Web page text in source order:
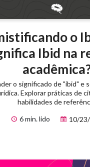
o
Ibid na
o significado de "ibid" e
Explorar práticas de
habilidades de
6 min. lido
10/